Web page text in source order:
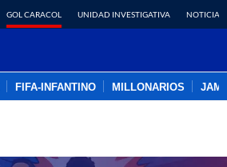
GOL CARACOL UNIDAD INVESTIGATIVA NOTICIAS
FIFA-INFANTINO MILLONARIOS